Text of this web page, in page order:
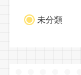
未分類